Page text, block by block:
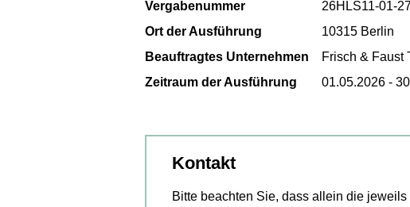
Vergabenummer
26HLS11-01-
Ort der Ausführung
10315 Berlin
Beauftragtes Unternehmen
Frisch & Faust
Zeitraum der Ausführung
01.05.2026 -
Kontakt
Bitte beachten Sie, dass allein die